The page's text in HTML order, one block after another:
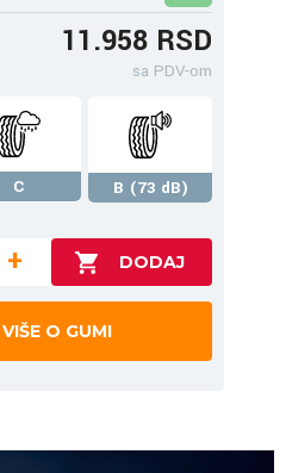
11.958 RSD
sa PDV-om
C
B (73 dB)
+
O GUMI